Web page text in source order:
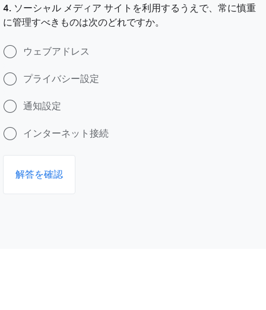
4. ソーシャル メディア サイトを利用するうえで、常に慎重
に管理すべきものは次のどれですか。
ウェブアドレス
プライバシー設定
通知設定
インターネット接続
解答を確認